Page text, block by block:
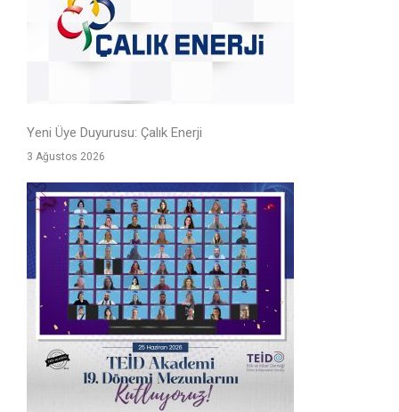
Yeni Üye Duyurusu: Çalık Enerji
3 Ağustos 2026